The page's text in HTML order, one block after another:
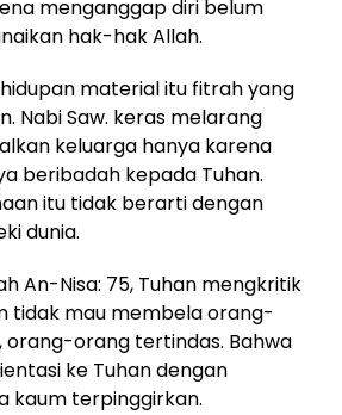
menganggap diri belum
hak-hak Allah.
material itu fitrah yang
Nabi Saw. keras melarang
keluarga hanya karena
beribadah kepada Tuhan.
itu tidak berarti dengan
dunia.
An-Nisa: 75, Tuhan mengkritik
tidak mau membela orang-
orang-orang tertindas. Bahwa
ke Tuhan dengan
kaum terpinggirkan.